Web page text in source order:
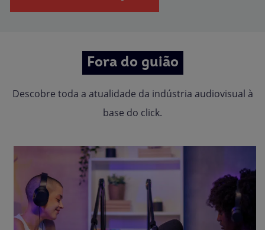
Direitos: aceder, retificar e excluir os dados, bem como outros direitos,
conforme o explicito naPolítica de Privacidade.
Fora do guião
Descobre toda a atualidade da indústria audiovisual à
base do click.